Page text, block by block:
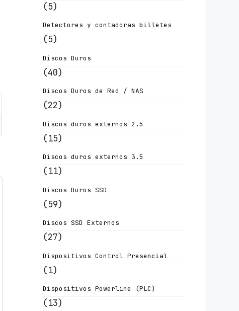
(5)
Detectores y contadoras billetes
(5)
Discos Duros
(40)
Discos Duros de Red / NAS
(22)
Discos duros externos 2.5
(15)
Discos duros externos 3.5
(11)
Discos Duros SSD
(59)
Discos SSD Externos
(27)
Dispositivos Control Presencial
(1)
Dispositivos Powerline (PLC)
(13)